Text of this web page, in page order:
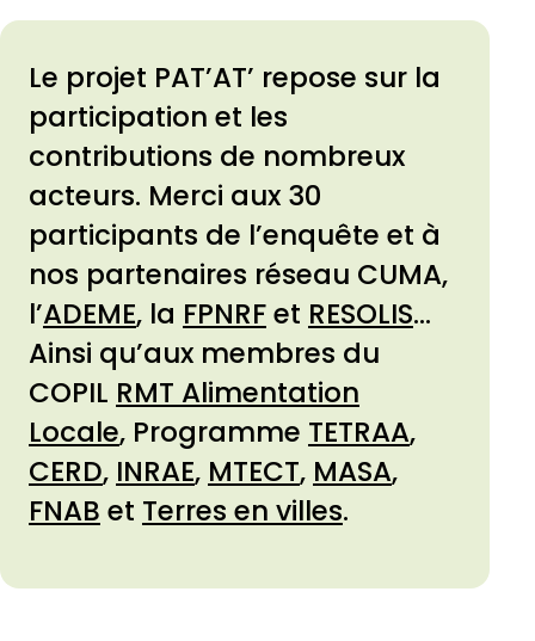
Le projet PAT’AT’ repose sur la
participation et les
contributions de nombreux
acteurs. Merci aux 30
participants de l’enquête et à
nos partenaires réseau CUMA,
l’ADEME, la FPNRFet RESOLIS…
Ainsi qu’aux membres du
COPIL RMT Alimentation
Locale, Programme TETRAA,
CERD, INRAE, MTECT, MASA,
FNAB et Terres en villes.